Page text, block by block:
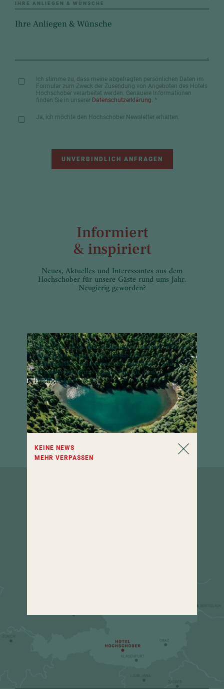
Immer ein Stück Hochschober im Postfach: Freuen
Sie sich auf inspirierende Geschichten, neue
Lieblingsplätze und besondere Angebote – und
verpassen Sie keine Neuigkeiten aus dem
Hochschober!
KEINE NEWS
MEHR VERPASSEN
IHRE ANLIEGEN & WÜNSCHE
Ich stimme zu, dass meine abgefragten persönlichen Daten im
Formular zum Zweck der Zusendung von Angeboten des Hotels
Hochschober verarbeitet werden. Genauere Informationen
finden Sie in unserer Datenschutzerklärung. *
Ja, ich möchte den Hochschober Newsletter erhalten.
UNVERBINDLICH ANFRAGEN
Informiert
& inspiriert
Neues, Aktuelles und Interessantes aus dem
Hochschober für unsere Gäste rund ums Jahr.
Neugierig geworden?